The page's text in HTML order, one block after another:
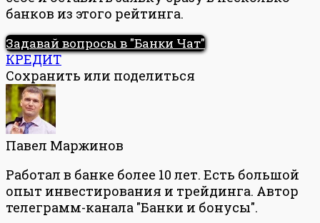
банков из этого рейтинга.
Задавай вопросы в "Банки Чат"
КРЕДИТ
Сохранить или поделиться
Павел Маржинов
Работал в банке более 10 лет. Есть большой
опыт инвестирования и трейдинга. Автор
телеграмм-канала "Банки и бонусы".